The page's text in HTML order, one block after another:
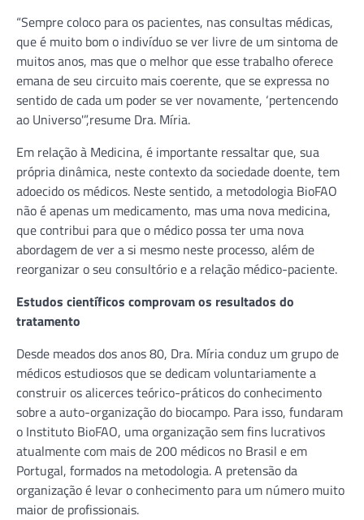
“Sempre coloco para os pacientes, nas consultas médicas,
que é muito bom o indivíduo se ver livre de um sintoma de
muitos anos, mas que o melhor que esse trabalho oferece
emana de seu circuito mais coerente, que se expressa no
sentido de cada um poder se ver novamente, ‘pertencendo
ao Universo'”,resume Dra. Míria.
Em relação à Medicina, é importante ressaltar que, sua
própria dinâmica, neste contexto da sociedade doente, tem
adoecido os médicos. Neste sentido, a metodologia BioFAO
não é apenas um medicamento, mas uma nova medicina,
que contribui para que o médico possa ter uma nova
abordagem de ver a si mesmo neste processo, além de
reorganizar o seu consultório e a relação médico-paciente.
Estudos científicos comprovam os resultados do
tratamento
Desde meados dos anos 80, Dra. Míria conduz um grupo de
médicos estudiosos que se dedicam voluntariamente a
construir os alicerces teórico-práticos do conhecimento
sobre a auto-organização do biocampo. Para isso, fundaram
o Instituto BioFAO, uma organização sem fins lucrativos
atualmente com mais de 200 médicos no Brasil e em
Portugal, formados na metodologia. A pretensão da
organização é levar o conhecimento para um número muito
maior de profissionais.